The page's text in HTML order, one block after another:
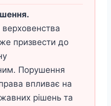
призвести до
Порушення
впливає на
рішень та